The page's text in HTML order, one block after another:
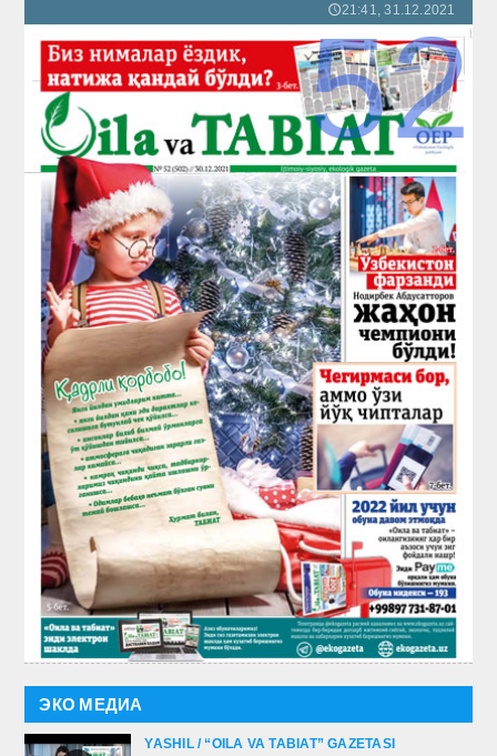
🕔21:41, 31.12.2021
52
ЭКО МЕДИА
YASHIL / “OILA VA TABIAT” GAZETASI